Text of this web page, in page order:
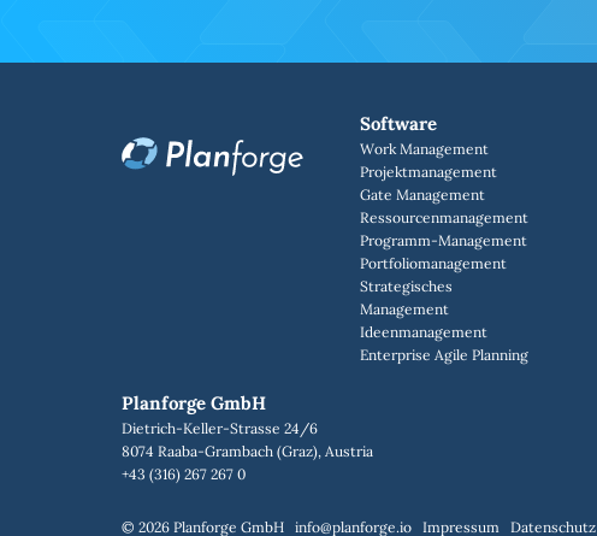
Software
Work Management
Projektmanagement
Gate Management
Ressourcenmanagement
Programm-Management
Portfoliomanagement
Strategisches
Management
Ideenmanagement
Enterprise Agile Planning
Planforge GmbH
Dietrich-Keller-Strasse 24/6
8074 Raaba-Grambach (Graz), Austria
+43 (316) 267 267 0
© 2026 Planforge GmbH info@planforge.io Impressum Datenschutz